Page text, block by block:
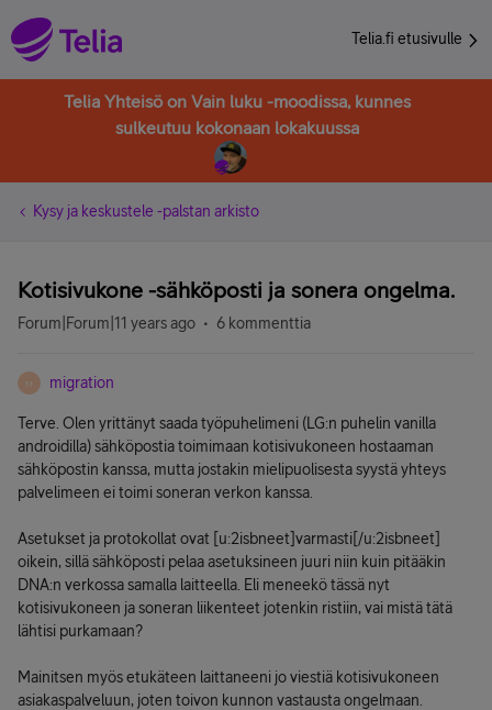
Telia.fi etusivulle
Telia Yhteisö on Vain luku -moodissa, kunnes
sulkeutuu kokonaan lokakuussa
Kysy ja keskustele -palstan arkisto
Kotisivukone -sähköposti ja sonera ongelma.
Forum|Forum|11 years ago 6 kommenttia
M migration
Terve. Olen yrittänyt saada työpuhelimeni (LG:n puhelin vanilla
androidilla) sähköpostia toimimaan kotisivukoneen hostaaman
sähköpostin kanssa, mutta jostakin mielipuolisesta syystä yhteys
palvelimeen ei toimi soneran verkon kanssa.
Asetukset ja protokollat ovat [u:2isbneet]varmasti[/u:2isbneet]
oikein, sillä sähköposti pelaa asetuksineen juuri niin kuin pitääkin
DNA:n verkossa samalla laitteella. Eli meneekö tässä nyt
kotisivukoneen ja soneran liikenteet jotenkin ristiin, vai mistä tätä
lähtisi purkamaan?
Mainitsen myös etukäteen laittaneeni jo viestiä kotisivukoneen
asiakaspalveluun, joten toivon kunnon vastausta ongelmaan.